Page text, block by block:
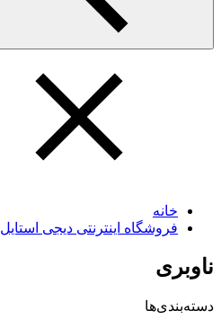
خانه
فروشگاه اینترنتی دیجی استایل
ناوبری
دسته‌بندی‌ها